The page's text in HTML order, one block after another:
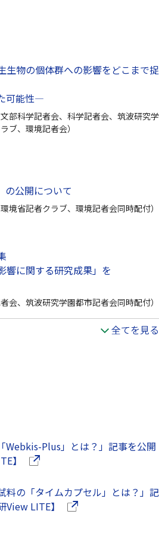
生物の個体群への影響をどこまで捉
可能性—
部科学記者会、科学記者会、筑波研究学
ブ、環境記者会）
の公開について
境省記者クラブ、環境記者会同時配付）
響に関する研究成果」を
会、筑波研究学園都市記者会同時配付）
全てを見る
Webkis-Plus」とは？」記事を公開
】
（別ウインドウで開きます）
料の「タイムカプセル」とは？」記
LITE】
（別ウインドウで開